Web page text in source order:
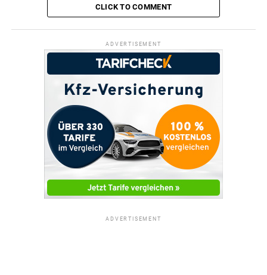
CLICK TO COMMENT
ADVERTISEMENT
ADVERTISEMENT